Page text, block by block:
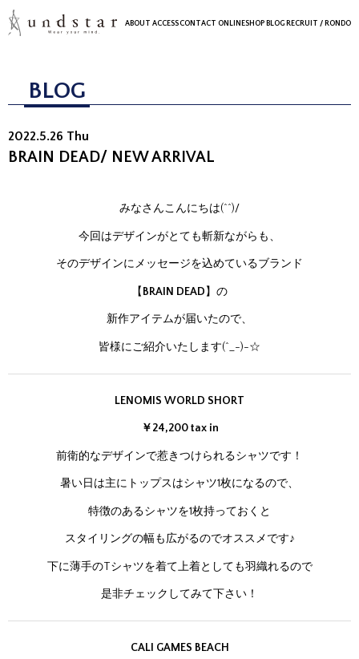
ABOUT ACCESSCONTACT ONLINESHOP BLOG RECRUIT / RONDO
BLOG
2022.5.26 Thu
BRAIN DEAD/ NEW ARRIVAL
みなさんこんにちは(^^)/
今回はデザインがとても斬新ながらも、
そのデザインにメッセージを込めているブランド
【BRAIN DEAD】の
新作アイテムが届いたので、
皆様にご紹介いたします(^_-)-☆
LENOMIS WORLD SHORT
￥24,200 tax in
前衛的なデザインで惹きつけられるシャツです！
暑い日は主にトップスはシャツ1枚になるので、
特徴のあるシャツを1枚持っておくと
スタイリングの幅も広がるのでオススメです♪
下に薄手のTシャツを着て上着としても羽織れるので
是非チェックしてみて下さい！
CALI GAMES BEACH